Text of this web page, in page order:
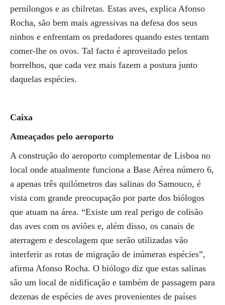
pernilongos e as chilretas. Estas aves, explica Afonso
Rocha, são bem mais agressivas na defesa dos seus
ninhos e enfrentam os predadores quando estes tentam
comer-lhe os ovos. Tal facto é aproveitado pelos
borrelhos, que cada vez mais fazem a postura junto
daquelas espécies.
Caixa
Ameaçados pelo aeroporto
A construção do aeroporto complementar de Lisboa no
local onde atualmente funciona a Base Aérea número 6,
a apenas três quilómetros das salinas do Samouco, é
vista com grande preocupação por parte dos biólogos
que atuam na área. “Existe um real perigo de colisão
das aves com os aviões e, além disso, os canais de
aterragem e descolagem que serão utilizadas vão
interferir as rotas de migração de inúmeras espécies”,
afirma Afonso Rocha. O biólogo diz que estas salinas
são um local de nidificação e também de passagem para
dezenas de espécies de aves provenientes de países